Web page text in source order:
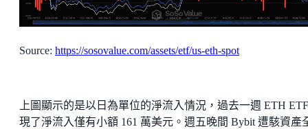
Source: https://sosovalue.com/assets/etf/us-eth-spot
上圖顯示的是以日為單位的淨流入情況，過去一週 ETH
現了淨流入僅有小額 161 萬美元。週五晚間 Bybit 遭駭資產